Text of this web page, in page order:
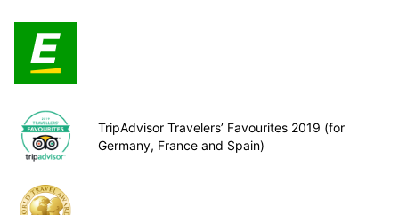
TripAdvisor Travelers’ Favourites 2019 (for
Germany, France and Spain)